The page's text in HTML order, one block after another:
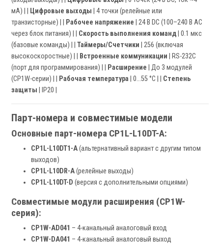
мА) | |
Цифровые выходы | 4 точки (релейные или
транзисторные) | |
Рабочее напряжение | 24 В DC (100–240 В AC
через блок питания) | | Скорость выполнения команд | 0.1 мкс
(базовые команды) | | Таймеры/Счетчики | 256 (включая
высокоскоростные) | |
Встроенные коммуникации | RS-232C
(порт для программирования) | |
Расширение | До 3 модулей
(CP1W-серии) | |
Рабочая температура | 0…55 °C | | Степень
защиты | IP20 |
Парт-номера и совместимые модели
Основные парт-номера CP1L-L10DT-A:
CP1L-L10DT1-A(альтернативный вариант с другим типом
выходов)
CP1L-L10DR-A(релейные выходы)
CP1L-L10DT-D (версия с дополнительными опциями)
Совместимые модули расширения (CP1W-
серия):
CP1W-AD041 – 4-канальный аналоговый вход
CP1W-DA041 – 4-канальный аналоговый выход